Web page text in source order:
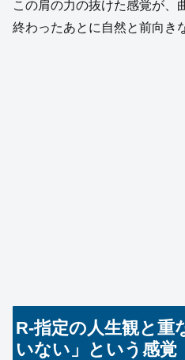
この肩の力の抜けた感覚が、
終わったあとに自然と前向き
R-指定の人生観と重
いない」という感覚